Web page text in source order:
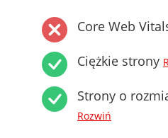
Core Web
Ciężkie strony
Strony o
Rozwiń